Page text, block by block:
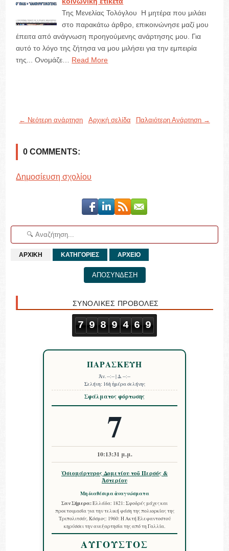
Της Μενελίας Τολόγλου Η μητέρα που μιλάει
στο παρακάτω άρθρο, επικοινώνησε μαζί μου
έπειτα από ανάγνωση προηγούμενης ανάρτησης μου. Για
αυτό το λόγο της ζήτησα να μου μιλήσει για την εμπειρία
της... Ονομάζε…
Read More
← Νεότερη ανάρτηση Παλαιότερη Ανάρτηση →
Αρχική σελίδα
0 COMMENTS:
Δημοσίευση σχολίου
ΑΡΧΙΚΗ ΚΑΤΗΓΟΡΙΕΣ ΑΡΧΕΙΟ
ΑΠΟΣΥΝΔΕΣΗ
ΣΥΝΟΛΙΚΕΣ ΠΡΟΒΟΛΕΣ
7 9 8 9 4 6 9
ΠΑΡΑΣΚΕΥΗ
Ἀν.--:--| Δ.--:--
Σελήνη: 16ὴ ἡμέρα σελήνης
Σφάλματος φόρτωσης
7
10:13:32 μ.μ.
Ὁσιομάρτυρος Δομετίου τοῦ Περσός &
Ἀστερίου
Μη διαθέσιμα ἀναγνώσματα
Σαν Σήμερα:Ελλάδα: 1821: Σφοδρές μάχες και
προετοιμασία για την τελική φάση της πολιορκίας της
Τριπολιτσάς. Κόσμος: 1960: Η Ακτή Ελεφαντοστού
κηρύσσει την ανεξαρτησία της από τη Γαλλία.
ΑΥΓΟΥΣΤΟΣ